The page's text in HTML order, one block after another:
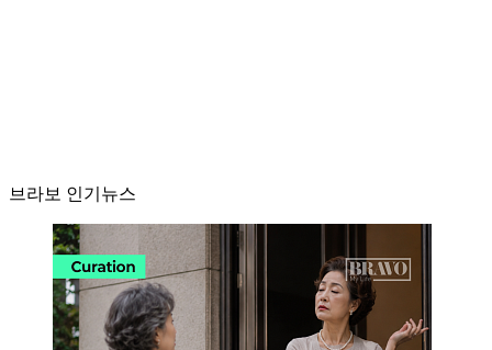
브라보 인기뉴스